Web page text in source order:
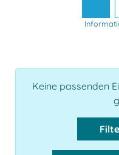
Keine passenden